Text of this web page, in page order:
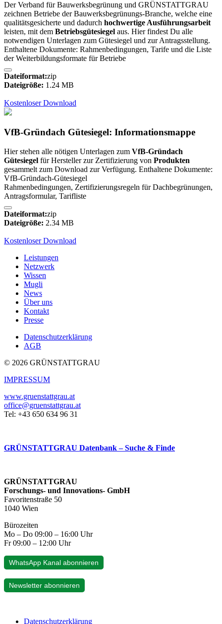
Der Verband für Bauwerksbegrünung und GRÜNSTATTGRAU
zeichnen Betriebe der Bauwerksbegrünungs-Branche, welche eine
qualitätsgesicherte und dadurch hochwertige Ausführungsarbeit
leisten, mit dem Betriebsgütesiegel aus. Hier findest Du alle
notwendigen Unterlagen zum Gütesiegel und zur Antragsstellung.
Enthaltene Dokumente: Rahmenbedingungen, Tarife und die Liste
der Weiterbildungsformate für Betriebe
Dateiformat:zip
Dateigröße: 1.24 MB
Kostenloser Download
VfB-Gründach Gütesiegel: Informationsmappe
Hier stehen alle nötigen Unterlagen zum VfB-Gründach
Gütesiegel für Hersteller zur Zertifizierung von Produkten
gesammelt zum Download zur Verfügung. Enthaltene Dokumente:
VfB-Gründach-Gütesiegel
Rahmenbedingungen, Zertifizierungsregeln für Dachbegrünungen,
Antragsformular, Tarifliste
Dateiformat:zip
Dateigröße: 2.34 MB
Kostenloser Download
Leistungen
Netzwerk
Wissen
Mugli
News
Über uns
Kontakt
Presse
Datenschutzerklärung
AGB
© 2026 GRÜNSTATTGRAU
IMPRESSUM
www.gruenstattgrau.at
office@gruenstattgrau.at
Tel: +43 650 634 96 31
GRÜNSTATTGRAU Datenbank – Suche & Finde
GRÜNSTATTGRAU
Forschungs- und Innovations- GmbH
Favoritenstraße 50
1040 Wien
Bürozeiten
Mo – Do 09:00 – 16:00 Uhr
Fr 09:00 – 12:00 Uhr
WhatsApp Kanal abonnieren
Newsletter abonnieren
Datenschutzerklärung